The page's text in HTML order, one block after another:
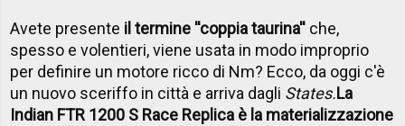
Avete presente il termine ''coppia taurina'' che,
spesso e volentieri, viene usata in modo improprio
per definire un motore ricco di Nm? Ecco, da oggi c'è
un nuovo sceriffo in città e arriva dagli States.La
Indian FTR 1200 S Race Replica è la materializzazione